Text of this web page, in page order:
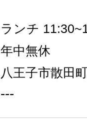
ランチ
30） ディナー
年中無休
八王子市散田
---